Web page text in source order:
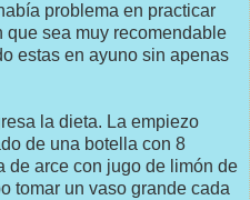
problema en practicar
que sea muy recomendable
estas en ayuno sin apenas
la dieta. La empiezo
de una botella con 8
de arce con jugo de limón de
tomar un vaso grande cada